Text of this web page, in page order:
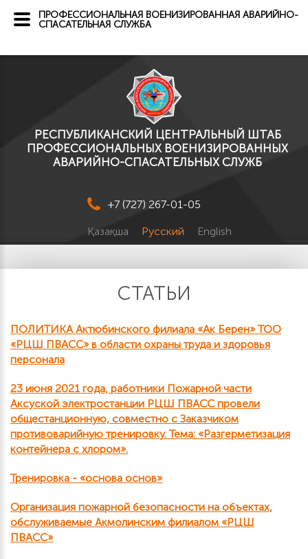
РЕСПУБЛИКАНСКИЙ ЦЕНТРАЛЬНЫЙ ШТАБ
ПРОФЕССИОНАЛЬНЫХ ВОЕНИЗИРОВАННЫХ
АВАРИЙНО-СПАСАТЕЛЬНЫХ СЛУЖБ
+7 (727) 267-01-05
Қазақша Русский English
СТАТЬИ
ПОЛИТИКА Актюбинского филиала «Ак Берен» ТОО
«РЦШ ПВАСС» в области охраны труда и здоровья
персонала
23 июня 2021 года, работники Пожарной части
Аксуской электростанции РЦШ ПВАСС провели
общестанционную, совместно с Заказчиком
противоварийную тренировку. Тема: «Разгерметизация
контейнера с хлором».
Тренировка - «основа основ»
Организация пожарной безопасности на объектах,
обслуживаемые Акмолинским филиалом «РЦШ
ПВАСС»
ПРОФЕССИОНАЛЬНАЯ ВОЕНИЗИРОВАННАЯ АВАРИЙНО-
СПАСАТЕЛЬНАЯ СЛУЖБА